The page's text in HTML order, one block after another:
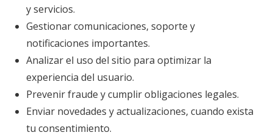
y servicios.
Gestionar comunicaciones, soporte y
notificaciones importantes.
Analizar el uso del sitio para optimizar la
experiencia del usuario.
Prevenir fraude y cumplir obligaciones legales.
Enviar novedades y actualizaciones, cuando exista
tu consentimiento.